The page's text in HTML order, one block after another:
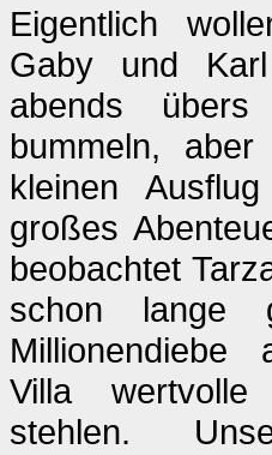
Eigentlich
Gaby und
abends übers
bummeln,
kleinen
großes
beobachtet
schon lange
Millionendiebe
Villa wertvolle
stehlen.